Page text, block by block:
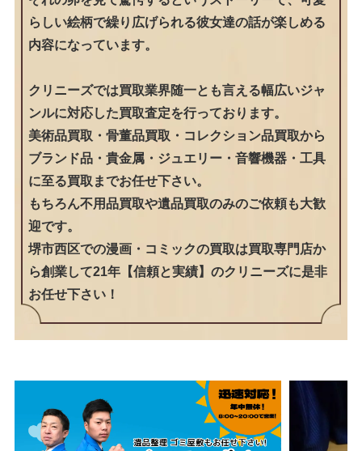
らしい絵柄で繰り広げられる彼女達の話が楽しめる
内容になっています。
クリニーズでは買取業界随一とも言える幅広いジャ
ンルに対応した買取査定を行っております。
美術品買取・骨董品買取・コレクション品買取から
ブランド品・貴金属・ジュエリー・音響機器・工具
に至る買取までお任せ下さい。
もちろん不用品買取や遺品買取のみのご依頼も大歓
迎です。
堺市西区での漫画・コミックの買取は買取専門店か
ら創業して21年【信頼と実績】のクリニーズに是非
お任せ下さい！